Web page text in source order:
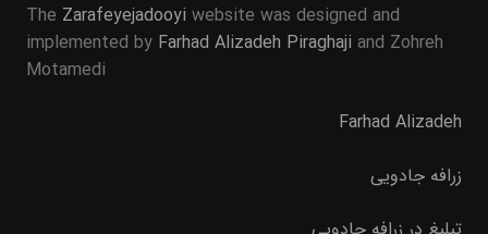
The Zarafeyejadooyi website was designed and
implemented by Farhad Alizadeh Piraghaji and Zohreh
Motamedi
Farhad Alizadeh
زرافه جادویی